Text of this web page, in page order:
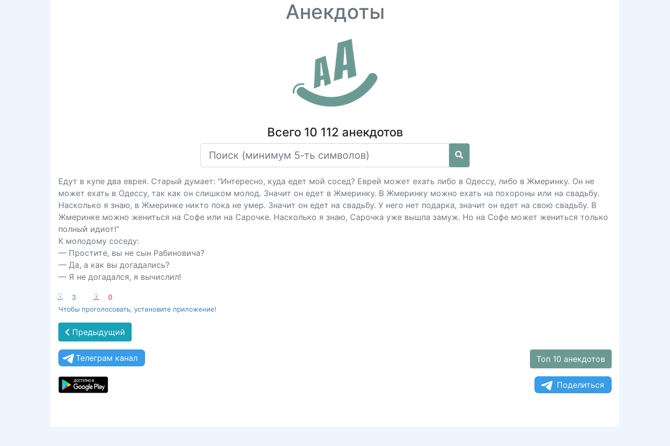
Анекдоты
Всего 10 112 анекдотов
Едут в купе два еврея. Старый думает: "Интересно, куда едет мой сосед? Еврей может ехать либо в Одессу, либо в Жмеринку. Он не
может ехать в Одессу, так как он слишком молод. Значит он едет в Жмеринку. В Жмеринку можно ехать на похороны или на свадьбу.
Насколько я знаю, в Жмеринке никто пока не умер. Значит он едет на свадьбу. У него нет подарка, значит он едет на свою свадьбу. В
Жмеринке можно жениться на Софе или на Сарочке. Насколько я знаю, Сарочка уже вышла замуж. Но на Софе может жениться только
полный идиот!"
К молодому соседу:
— Простите, вы не сын Рабиновича?
— Да, а как вы догадались?
— Я не догадался, я вычислил!
:-) 3 :-(
0
Чтобы проголосовать, установите приложение!
Предыдущий
Телеграм канал Топ 10 анекдотов
Поделиться